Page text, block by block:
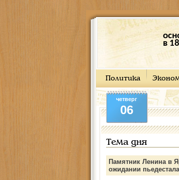
в
Политика
четверг
06
Тема дня
Памятник Ленина в
ожидании пьедестала